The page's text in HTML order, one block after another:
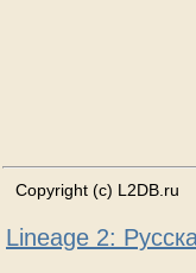
Copyright (c) L2DB.ru
Lineage 2: